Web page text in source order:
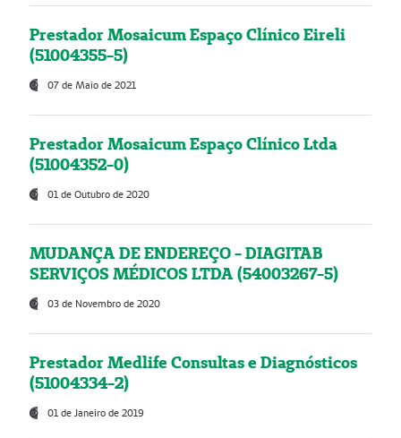
Prestador Mosaicum Espaço Clínico Eireli
(51004355-5)
07 de Maio de 2021
Prestador Mosaicum Espaço Clínico Ltda
(51004352-0)
01 de Outubro de 2020
MUDANÇA DE ENDEREÇO - DIAGITAB
SERVIÇOS MÉDICOS LTDA (54003267-5)
03 de Novembro de 2020
Prestador Medlife Consultas e Diagnósticos
(51004334-2)
01 de Janeiro de 2019